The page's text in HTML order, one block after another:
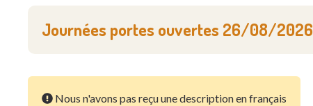
Journées portes ouvertes 26/08/2026
Nous n'avons pas reçu une description en français